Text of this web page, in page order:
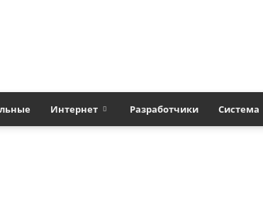
Полезные
Интернет Разработчики Система